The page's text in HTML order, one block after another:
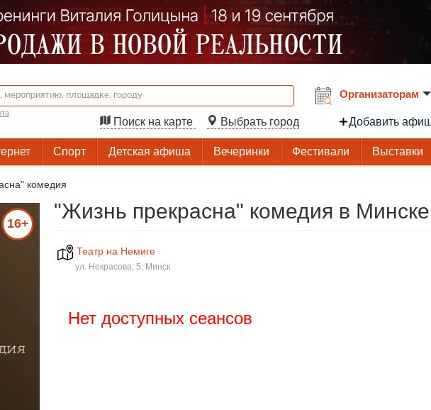
Поиск на карте Выбрать город
Организаторам
Добавить
Спорт Детская афиша Вечеринки Фестивали Выставки
комедия
16+
"Жизнь прекрасна" комедия в Минске
Театр на Немиге
ул. Некрасова, 5, Минск
Нет доступных сеансов